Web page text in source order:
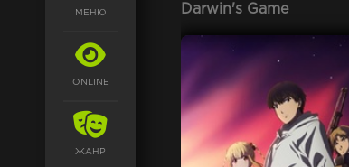
МЕНЮ
ONLINE
ЖАНР
Darwin's Game